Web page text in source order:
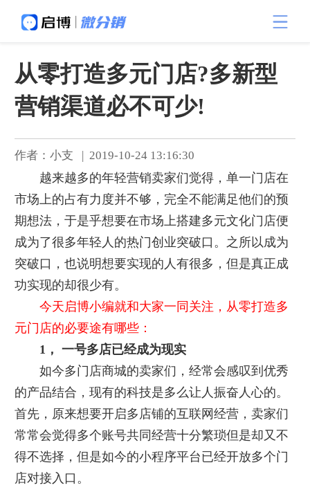
从零打造多元门店?多新型
营销渠道必不可少!
作者：小支 | 2019-10-24 13:16:30
越来越多的年轻营销卖家们觉得，单一门店在
市场上的占有力度并不够，完全不能满足他们的预
期想法，于是乎想要在市场上搭建多元文化门店便
成为了很多年轻人的热门创业突破口。之所以成为
突破口，也说明想要实现的人有很多，但是真正成
功实现的却很少有。
今天启博小编就和大家一同关注，从零打造多
元门店的必要途有哪些：
1， 一号多店已经成为现实
如今多门店商城的卖家们，经常会感叹到优秀
的产品结合，现有的科技是多么让人振奋人心的。
首先，原来想要开启多店铺的互联网经营，卖家们
常常会觉得多个账号共同经营十分繁琐但是却又不
得不选择，但是如今的小程序平台已经开放多个门
店对接入口。